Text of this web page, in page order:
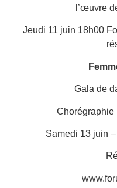
l’œuvre
Jeudi 11 juin 18h00
Gala de
Chorégraphie
Samedi 13 juin